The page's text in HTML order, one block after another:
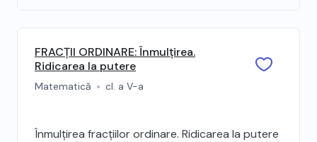
FRACȚII ORDINARE: Înmulțirea.
Ridicarea la putere
Matematică cl. a V-a
Înmulțirea fracțiilor ordinare. Ridicarea la putere